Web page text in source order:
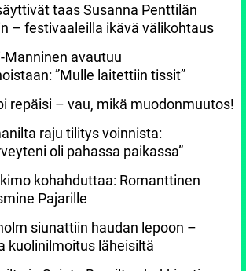
taas Susanna Penttilän
– festivaaleilla ikävä välikohtaus
Manninen avautuu
”Mulle laitettiin tissit”
repäisi – vau, mikä muodonmuutos!
raju tilitys voinnista:
oli pahassa paikassa”
kohahduttaa: Romanttinen
Pajarille
siunattiin haudan lepoon –
kuolinilmoitus läheisiltä